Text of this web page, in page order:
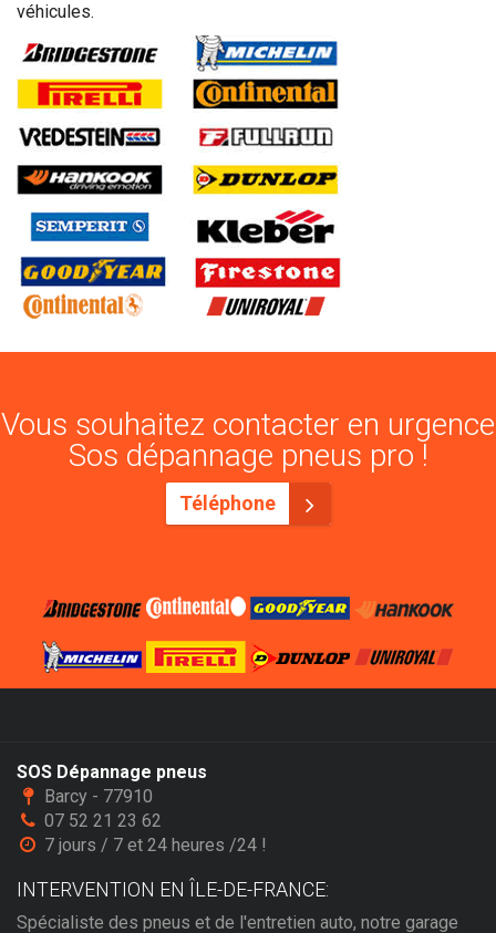
véhicules.
Vous souhaitez contacter en urgence
Sos dépannage pneus pro !
Téléphone
SOS Dépannage pneus
Barcy - 77910
07 52 21 23 62
7 jours / 7 et 24 heures /24 !
INTERVENTION EN ÎLE-DE-FRANCE:
Spécialiste des pneus et de l'entretien auto, notre garage